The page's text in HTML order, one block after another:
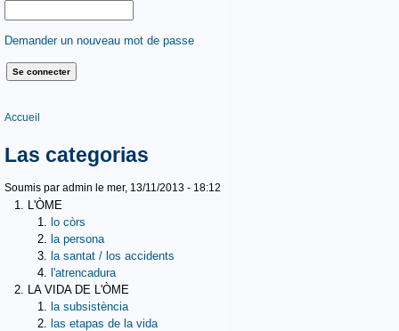
Demander un nouveau mot de passe
Vous êtes ici
Accueil
Las categorias
Soumis par admin le mer, 13/11/2013 - 18:12
L'ÒME
lo còrs
la persona
la santat / los accidents
l'atrencadura
LA VIDA DE L'ÒME
la subsistència
las etapas de la vida